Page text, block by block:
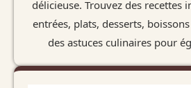
délicieuse. Trouvez des recettes
entrées, plats, desserts,
des astuces culinaires pour